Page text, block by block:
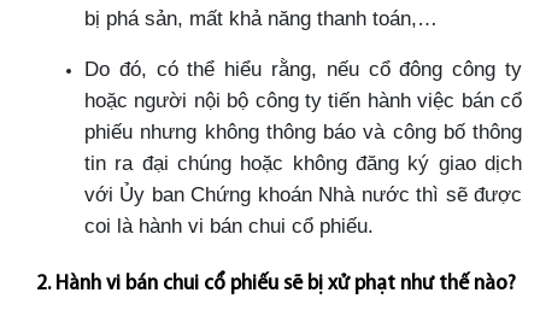
bị phá sản, mất khả năng thanh toán,…
Do đó, có thể hiểu rằng, nếu cổ đông công ty
hoặc người nội bộ công ty tiến hành việc bán cổ
phiếu nhưng không thông báo và công bố thông
tin ra đại chúng hoặc không đăng ký giao dịch
với Ủy ban Chứng khoán Nhà nước thì sẽ được
coi là hành vi bán chui cổ phiếu.
2. Hành vi bán chui cổ phiếu sẽ bị xử phạt như thế nào?